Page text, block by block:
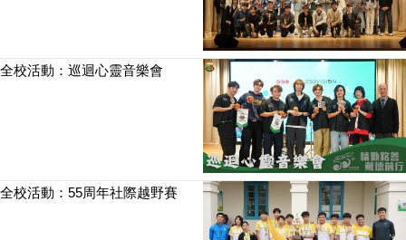
全校活動：巡迴心靈音樂會
全校活動：55周年社際越野賽